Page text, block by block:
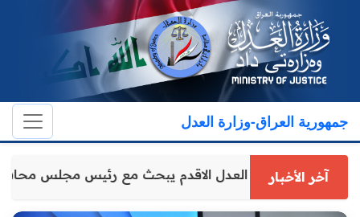
جمهورية العراق-وزارة العدل
آخر الأخباروكيل وزارة العدل الاقدم يبحث مع رئيس مجلس